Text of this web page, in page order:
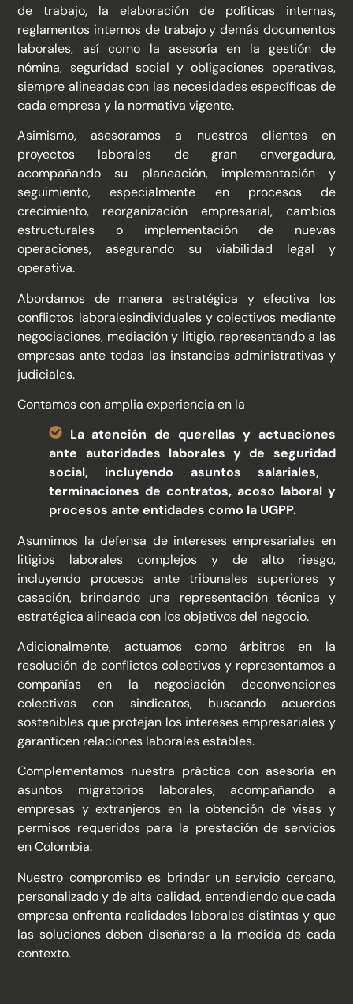
de trabajo, la elaboración de políticas internas,
reglamentos internos de trabajo y demás documentos
laborales, así como la asesoría en la gestión de
nómina, seguridad social y obligaciones operativas,
siempre alineadas con las necesidades específicas de
cada empresa y la normativa vigente.​​
Asimismo, asesoramos a nuestros clientes en
proyectos laborales de gran envergadura,
acompañando su planeación, implementación y
seguimiento, especialmente en procesos de
crecimiento, reorganización empresarial, cambios
estructurales o implementación de nuevas
operaciones, asegurando su viabilidad legal y
operativa.
Abordamos de manera estratégica y efectiva los
conflictos laborales​individuales y colectivos mediante
negociaciones, mediación y litigio, ​representando a las
empresas ante todas las instancias administrativas ​y
judiciales.​
​Contamos con amplia experiencia en la
La atención de querellas y actuaciones
ante autoridades laborales y de seguridad
social, incluyendo asuntos salariales,
terminaciones de contratos, acoso laboral y
procesos anteentidades como la UGPP.
​Asumimos la defensa de intereses empresariales en
litigios laborales ​complejos y de alto riesgo,
incluyendo procesos ante tribunales superiores ​y
casación, brindando una representación técnica y
estratégica alineada ​con los objetivos del negocio.​
​Adicionalmente, actuamos como árbitros en la
resolución de conflictos colectivos y representamos a
compañías en la negociación de​convenciones
colectivas con sindicatos, buscando acuerdos
sostenibles ​que protejan los intereses empresariales y
garanticen relaciones ​laborales estables.​
Complementamos nuestra práctica con asesoría en
asuntos migratorios laborales, acompañando a
empresas y extranjeros en la obtención de visas y
permisos requeridos para la prestación de servicios
en Colombia.​
​Nuestro compromiso es brindar un servicio cercano,
personalizado y de alta calidad, entendiendo que cada
empresa enfrenta realidades laborales distintas y que
las soluciones deben diseñarse a la medida de cada
contexto.